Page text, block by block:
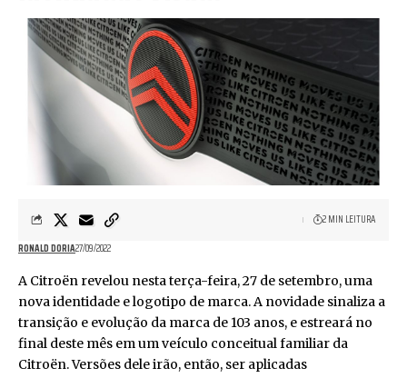
RONALD DORIA27/09/2022
2 MIN LEITURA
A Citroën revelou nesta terça-feira, 27 de setembro, uma
nova identidade e logotipo de marca. A novidade sinaliza a
transição e evolução da marca de 103 anos, e estreará no
final deste mês em um veículo conceitual familiar da
Citroën. Versões dele irão, então, ser aplicadas